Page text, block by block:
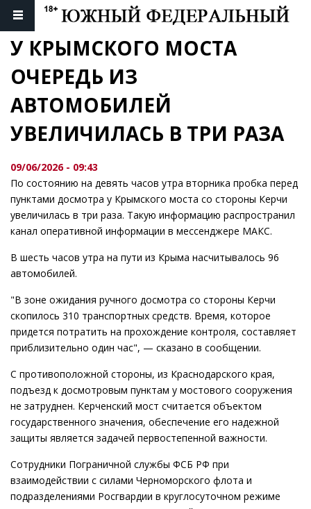
У КРЫМСКОГО МОСТА
ОЧЕРЕДЬ ИЗ
АВТОМОБИЛЕЙ
УВЕЛИЧИЛАСЬ В ТРИ РАЗА
09/06/2026 - 09:43
По состоянию на девять часов утра вторника пробка перед
пунктами досмотра у Крымского моста со стороны Керчи
увеличилась в три раза. Такую информацию распространил
канал оперативной информации в мессенджере МАКС.
В шесть часов утра на пути из Крыма насчитывалось 96
автомобилей.
"В зоне ожидания ручного досмотра со стороны Керчи
скопилось 310 транспортных средств. Время, которое
придется потратить на прохождение контроля, составляет
приблизительно один час", — сказано в сообщении.
С противоположной стороны, из Краснодарского края,
подъезд к досмотровым пунктам у мостового сооружения
не затруднен. Керченский мост считается объектом
государственного значения, обеспечение его надежной
защиты является задачей первостепенной важности.
Сотрудники Пограничной службы ФСБ РФ при
взаимодействии с силами Черноморского флота и
подразделениями Росгвардии в круглосуточном режиме